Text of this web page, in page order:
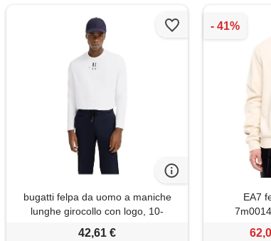
bugatti felpa da uomo a maniche
lunghe girocollo con logo, 10-
bianco, xl
42,61 €
EA7